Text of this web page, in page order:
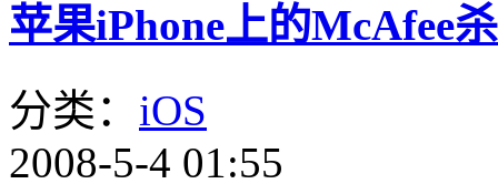
苹果iPhone上的McAfee
分类： iOS
2008-5-4 01:55